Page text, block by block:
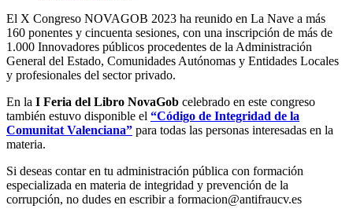
El X Congreso NOVAGOB 2023 ha reunido en La Nave a más
160 ponentes y cincuenta sesiones, con una inscripción de más de
1.000 Innovadores públicos procedentes de la Administración
General del Estado, Comunidades Autónomas y Entidades Locales
y profesionales del sector privado.
En la I Feria del Libro NovaGob celebrado en este congreso
también estuvo disponible el “Código de Integridad de la
Comunitat Valenciana” para todas las personas interesadas en la
materia.
Si deseas contar en tu administración pública con formación
especializada en materia de integridad y prevención de la
corrupción, no dudes en escribir a formacion@antifraucv.es